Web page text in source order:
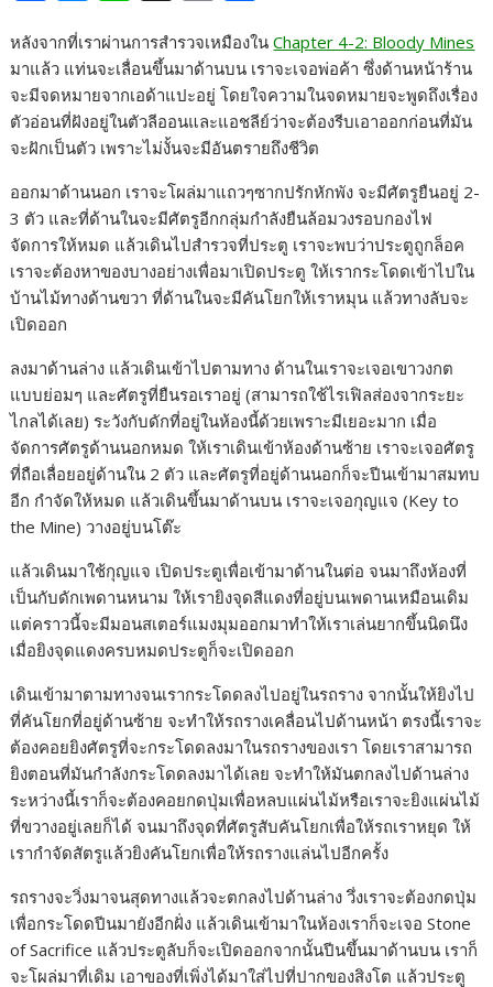
c
b
o
o
k
s
e
n
g
e
r
n
p
y
L
i
n
k
a
r
e
หลังจากที่เราผ่านการสำรวจเหมืองในChapter 4-2: Bloody Mines
มาแล้ว แท่นจะเลื่อนขึ้นมาด้านบน เราจะเจอพ่อค้า ซึ่งด้านหน้าร้าน
จะมีจดหมายจากเอด้าแปะอยู่ โดยใจความในจดหมายจะพูดถึงเรื่อง
ตัวอ่อนที่ฝังอยู่ในตัวลีออนและแอชลีย์ว่าจะต้องรีบเอาออกก่อนที่มัน
จะฝักเป็นตัว เพราะไม่งั้นจะมีอันตรายถึงชีวิต
ออกมาด้านนอก เราจะโผล่มาแถวๆซากปรักหักพัง จะมีศัตรูยืนอยู่ 2-
3 ตัว และที่ด้านในจะมีศัตรูอีกกลุ่มกำลังยืนล้อมวงรอบกองไฟ
จัดการให้หมด แล้วเดินไปสำรวจที่ประตู เราจะพบว่าประตูถูกล็อค
เราจะต้องหาของบางอย่างเพื่อมาเปิดประตู ให้เรากระโดดเข้าไปใน
บ้านไม้ทางด้านขวา ที่ด้านในจะมีคันโยกให้เราหมุน แล้วทางลับจะ
เปิดออก
ลงมาด้านล่าง แล้วเดินเข้าไปตามทาง ด้านในเราจะเจอเขาวงกต
แบบย่อมๆ และศัตรูที่ยืนรอเราอยู่ (สามารถใช้ไรเฟิลส่องจากระยะ
ไกลได้เลย) ระวังกับดักที่อยู่ในห้องนี้ด้วยเพราะมีเยอะมาก เมื่อ
จัดการศัตรูด้านนอกหมด ให้เราเดินเข้าห้องด้านซ้าย เราจะเจอศัตรู
ที่ถือเลื่อยอยู่ด้านใน 2 ตัว และศัตรูที่อยู่ด้านนอกก็จะปีนเข้ามาสมทบ
อีก กำจัดให้หมด แล้วเดินขึ้นมาด้านบน เราจะเจอกุญแจ (Key to
the Mine) วางอยู่บนโต๊ะ
แล้วเดินมาใช้กุญแจ เปิดประตูเพื่อเข้ามาด้านในต่อ จนมาถึงห้องที่
เป็นกับดักเพดานหนาม ให้เรายิงจุดสีแดงที่อยู่บนเพดานเหมือนเดิม
แต่คราวนี้จะมีมอนสเตอร์แมงมุมออกมาทำให้เราเล่นยากขึ้นนิดนึง
เมื่อยิงจุดแดงครบหมดประตูก็จะเปิดออก
เดินเข้ามาตามทางจนเรากระโดดลงไปอยู่ในรถราง จากนั้นให้ยิงไป
ที่คันโยกที่อยู่ด้านซ้าย จะทำให้รถรางเคลื่อนไปด้านหน้า ตรงนี้เราจะ
ต้องคอยยิงศัตรูที่จะกระโดดลงมาในรถรางของเรา โดยเราสามารถ
ยิงตอนที่มันกำลังกระโดดลงมาได้เลย จะทำให้มันตกลงไปด้านล่าง
ระหว่างนี้เราก็จะต้องคอยกดปุ่มเพื่อหลบแผ่นไม้หรือเราจะยิงแผ่นไม้
ที่ขวางอยู่เลยก็ได้ จนมาถึงจุดที่ศัตรูสับคันโยกเพื่อให้รถเราหยุด ให้
เรากำจัดสัตรูแล้วยิงคันโยกเพื่อให้รถรางแล่นไปอีกครั้ง
รถรางจะวิ่งมาจนสุดทางแล้วจะตกลงไปด้านล่าง วึ่งเราจะต้องกดปุ่ม
เพื่อกระโดดปีนมายังอีกฝั่ง แล้วเดินเข้ามาในห้องเราก็จะเจอ Stone
of Sacrifice แล้วประตูลับก็จะเปิดออกจากนั้นปีนขึ้นมาด้านบน เราก็
จะโผล่มาที่เดิม เอาของที่เพิ่งได้มาใส่ไปที่ปากของสิงโต แล้วประตู